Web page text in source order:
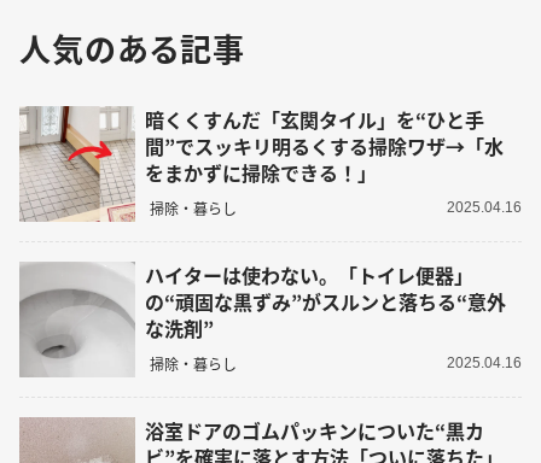
人気のある記事
暗くくすんだ「玄関タイル」を“ひと手
間”でスッキリ明るくする掃除ワザ→「水
をまかずに掃除できる！」
掃除・暮らし 2025.04.16
ハイターは使わない。「トイレ便器」
の“頑固な黒ずみ”がスルンと落ちる“意外
な洗剤”
掃除・暮らし 2025.04.16
浴室ドアのゴムパッキンについた“黒カ